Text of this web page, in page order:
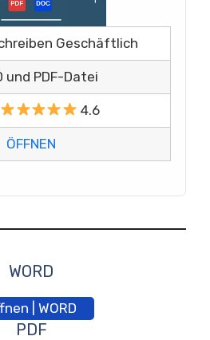
Geschäftlich
und PDF-Datei
4.6
ÖFFNEN
WORD
| WORD
PDF